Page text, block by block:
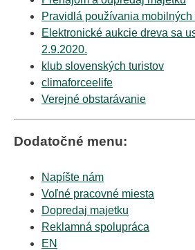
Pravidlá používania
Elektronické aukcie dreva sa
2.9.2020.
klub slovenských turistov
climaforceelife
Verejné obstarávanie
Dodatočné menu:
Napíšte nám
Voľné pracovné miesta
Dopredaj majetku
Reklamná spolupráca
EN